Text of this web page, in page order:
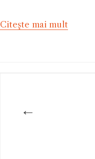
Citeşte mai mult
←